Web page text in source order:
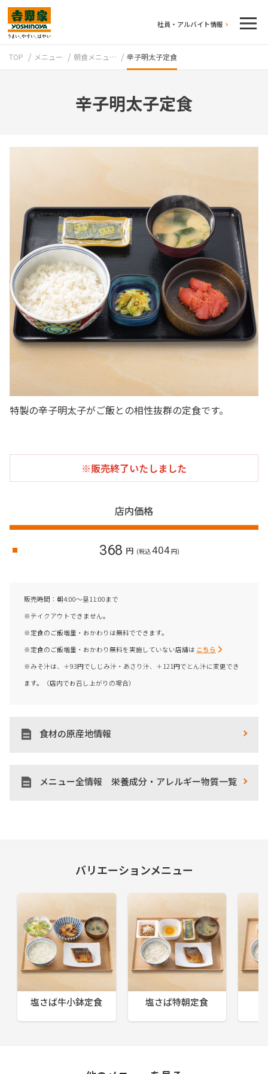
社員・アルバイト情報
牛丼のこだわり 吉野家の歴史
TOP メニュー 朝食メニュ… 辛子明太子定食
辛子明太子定食
特製の辛子明太子がご飯との相性抜群の定食です。
※販売終了いたしました
店内価格
368 円 (税込404円)
販売時間：朝4:00～昼11:00まで
※テイクアウトできません。
※定食のご飯増量・おかわりは無料でできます。
※定食のご飯増量・おかわり無料を実施していない店舗は こちら
※みそ汁は、＋93円でしじみ汁・あさり汁、＋121円でとん汁に変更でき
ます。（店内でお召し上がりの場合）
食材の原産地情報
メニュー全情報 栄養成分・アレルギー物質一覧
バリエーションメニュー
塩さば牛小鉢定食 塩さば特朝定食